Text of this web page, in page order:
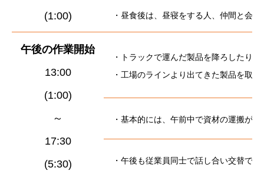
(1:00)
・昼食後は、昼寝をする人、仲間と会
午後の作業開始
13:00
(1:00)
～
17:30
(5:30)
・トラックで運んだ製品を降ろしたり
・工場のラインより出てきた製品を取
・基本的には、午前中で資材の運搬が
・午後も従業員同士で話し合い交替で